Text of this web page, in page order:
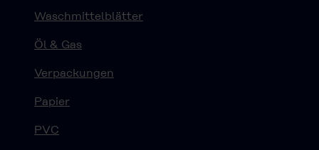
Waschmittelblätter
Öl & Gas
Verpackungen
Papier
PVC